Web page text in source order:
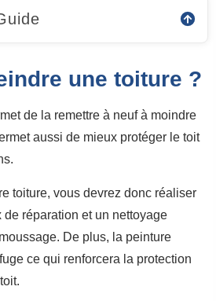
une toiture ?
de la remettre à neuf à moindre
aussi de mieux protéger le toit
toiture, vous devrez donc réaliser
réparation et un nettoyage
De plus, la peinture
ce qui renforcera la protection